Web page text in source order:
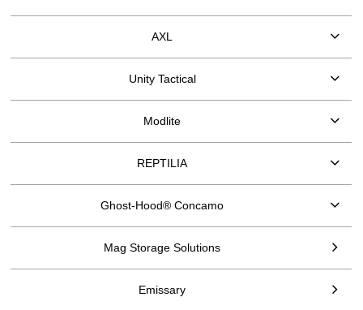
AXL
Unity Tactical
Modlite
REPTILIA
Ghost-Hood® Concamo
Mag Storage Solutions
Emissary